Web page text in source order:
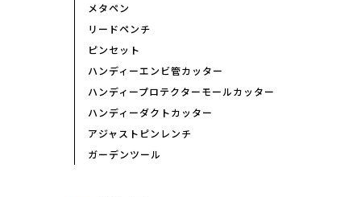
メタペン
リードペンチ
ピンセット
ハンディーエンビ管カッター
ハンディープロテクターモールカッター
ハンディーダクトカッター
アジャストピンレンチ
ガーデンツール